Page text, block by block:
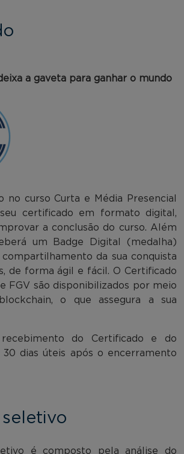
a gaveta para ganhar o mundo
no curso Curta e Média Presencial
certificado em formato digital,
a conclusão do curso. Além
um Badge Digital (medalha)
da sua conquista
de forma ágil e fácil. O Certificado
FGV são disponibilizados por meio
o que assegura a sua
do Certificado e do
dias úteis após o encerramento
seletivo
é composto pela análise do